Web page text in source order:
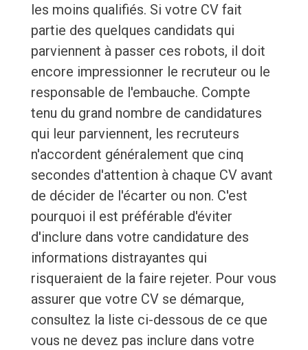
les moins qualifiés. Si votre CV fait
partie des quelques candidats qui
parviennent à passer ces robots, il doit
encore impressionner le recruteur ou le
responsable de l'embauche. Compte
tenu du grand nombre de candidatures
qui leur parviennent, les recruteurs
n'accordent généralement que cinq
secondes d'attention à chaque CV avant
de décider de l'écarter ou non. C'est
pourquoi il est préférable d'éviter
d'inclure dans votre candidature des
informations distrayantes qui
risqueraient de la faire rejeter. Pour vous
assurer que votre CV se démarque,
consultez la liste ci-dessous de ce que
vous ne devez pas inclure dans votre